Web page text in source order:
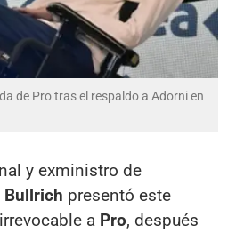
de Pro tras el respaldo a Adorni en
y exministro de
Bullrich presentó este
a Pro, después